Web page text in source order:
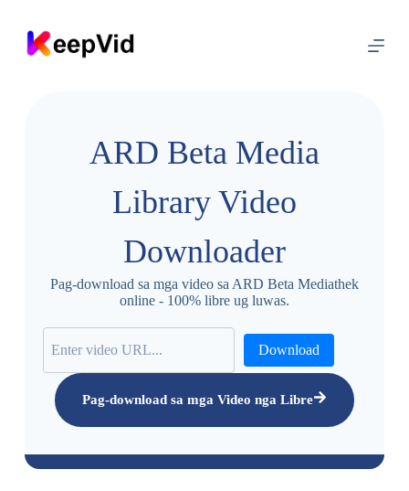
ARD Beta Media
Library Video
Downloader
Pag-download sa mga video sa ARD Beta Mediathek
online - 100% libre ug luwas.
Download
Pag-download sa mga Video nga Libre